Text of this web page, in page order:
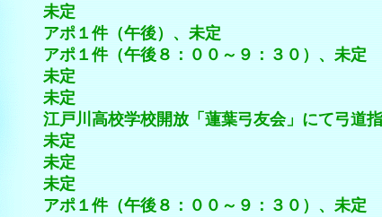
（午後）、未定
（午後８：００～９：３０）、未定
学校開放「蓮葉弓友会」にて弓道指導
定
定
（午後８：００～９：３０）、未定